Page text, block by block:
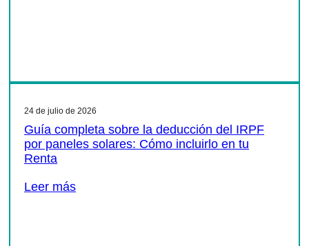
24 de julio de 2026
Guía completa sobre la deducción del IRPF
por paneles solares: Cómo incluirlo en tu
Renta
Leer más